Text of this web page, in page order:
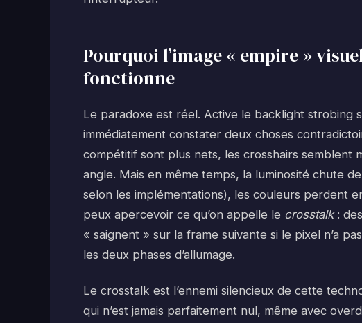
Pourquoi l’image « empire »
fonctionne
Le paradoxe est réel. Active le backlight strobing
immédiatement constater deux choses
compétitif sont plus nets, les crosshairs semblent
angle. Mais en même temps, la luminosité chute
selon les implémentations), les couleurs perdent
peux apercevoir ce qu’on appelle le crosstalk:
« saignent » sur la frame suivante si le pixel n’a
les deux phases d’allumage.
Le crosstalk est l’ennemi silencieux de cette
qui n’est jamais parfaitement nul, même avec